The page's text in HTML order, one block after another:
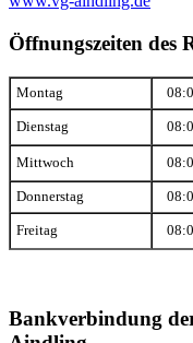
Öffnungszeiten des
Montag
Dienstag
Mittwoch
Donnerstag
Freitag
Bankverbindung